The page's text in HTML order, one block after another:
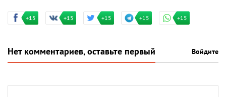
+15 +15 +15 +15 +15
Нет комментариев, оставьте первый Войдите